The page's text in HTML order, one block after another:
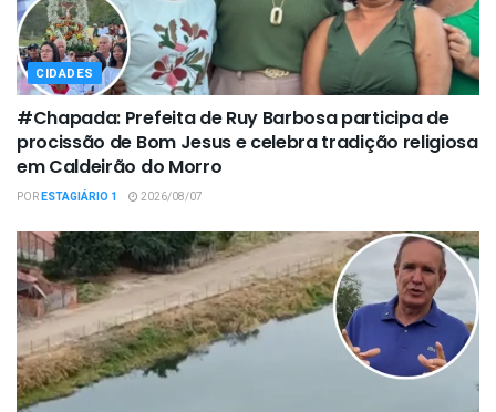
CIDADES
#Chapada: Prefeita de Ruy Barbosa participa de
procissão de Bom Jesus e celebra tradição religiosa
em Caldeirão do Morro
PORESTAGIÁRIO 1 2026/08/07